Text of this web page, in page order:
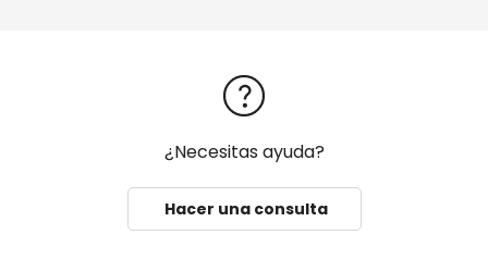
¿Necesitas ayuda?
Hacer una consulta